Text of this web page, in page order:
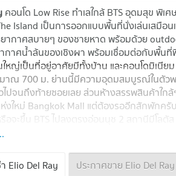
คอนโด Low Rise ทำเลใกล้ BTS อุดมสุข พิ
Island เป็นการออกแบบพื้นที่นั่งเล่นเสมือ
ากาศสบายๆ ของชายหาด พร้อมด้วย
กาศน้ำล้นของเชิงผา พร้อมเชื่อมต่อกับพื้นที่
หญ่เป็นที่อยู่อาศัยมีทั้งบ้าน และคอนโดมิเนีย
าณ 700 ม. ย่านนี้มีความอุดมสมบูรณ์ในตัว
วไปจนถึงท้ายซอยเลย ส่วนห้างสรรพสินค้า
งใหม่ Bangkok Mall แต่ต้องรออีกสักพักครั
อจะขึ้น BTS ไปลงตรงอ่อนนุช 2 สถานีมีโลตั
หล่อ พร้อมพงษ์ อโศก สยามเลยก็ง่ายดี
ระว่ายน้ำขนาดยาว 85 ม. และ ยาว 30 ม. ลึ
น มีที่นั่งแบบ Suken seat มีอาคารฟิตเนส
Elio Del Ray
ประกาศขาย Elio Del Ray